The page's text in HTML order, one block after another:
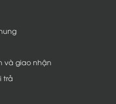
và giao nhận
trả